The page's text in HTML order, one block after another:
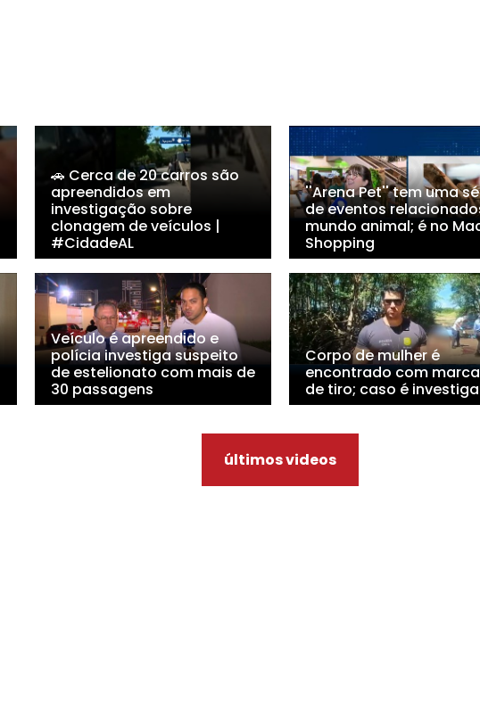
🚗 Cerca de 20 carros são
apreendidos em
investigação sobre
clonagem de veículos |
#CidadeAL
''Arena Pet'' tem uma
de eventos
mundo animal; é no
Shopping
Veículo é apreendido e
polícia investiga suspeito
de estelionato com mais de
30 passagens
Corpo de mulher é
encontrado com
de tiro; caso é
últimos videos